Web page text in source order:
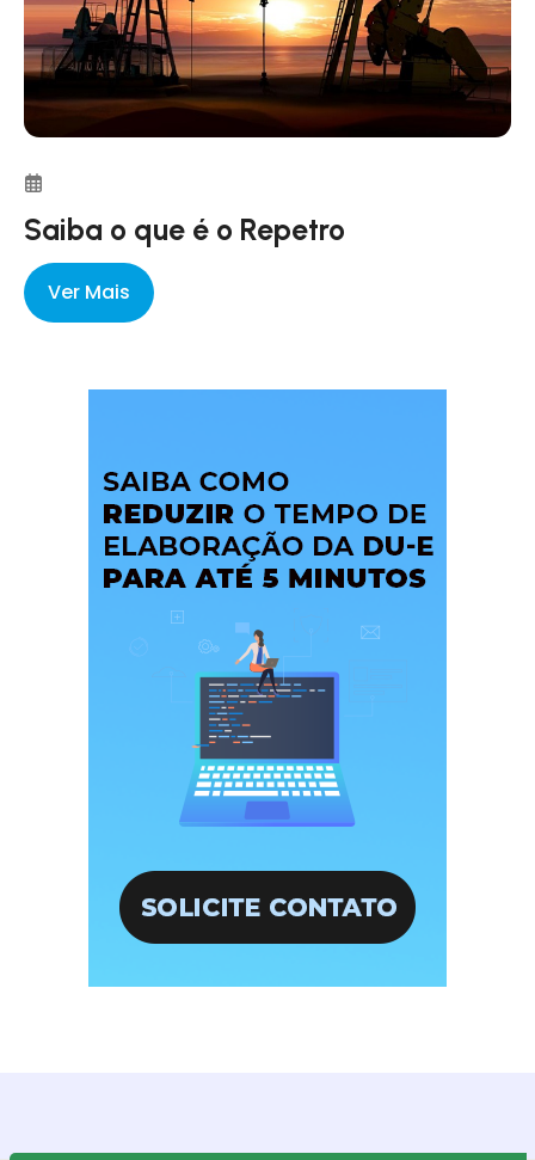
Saiba o que é o Repetro
Ver Mais